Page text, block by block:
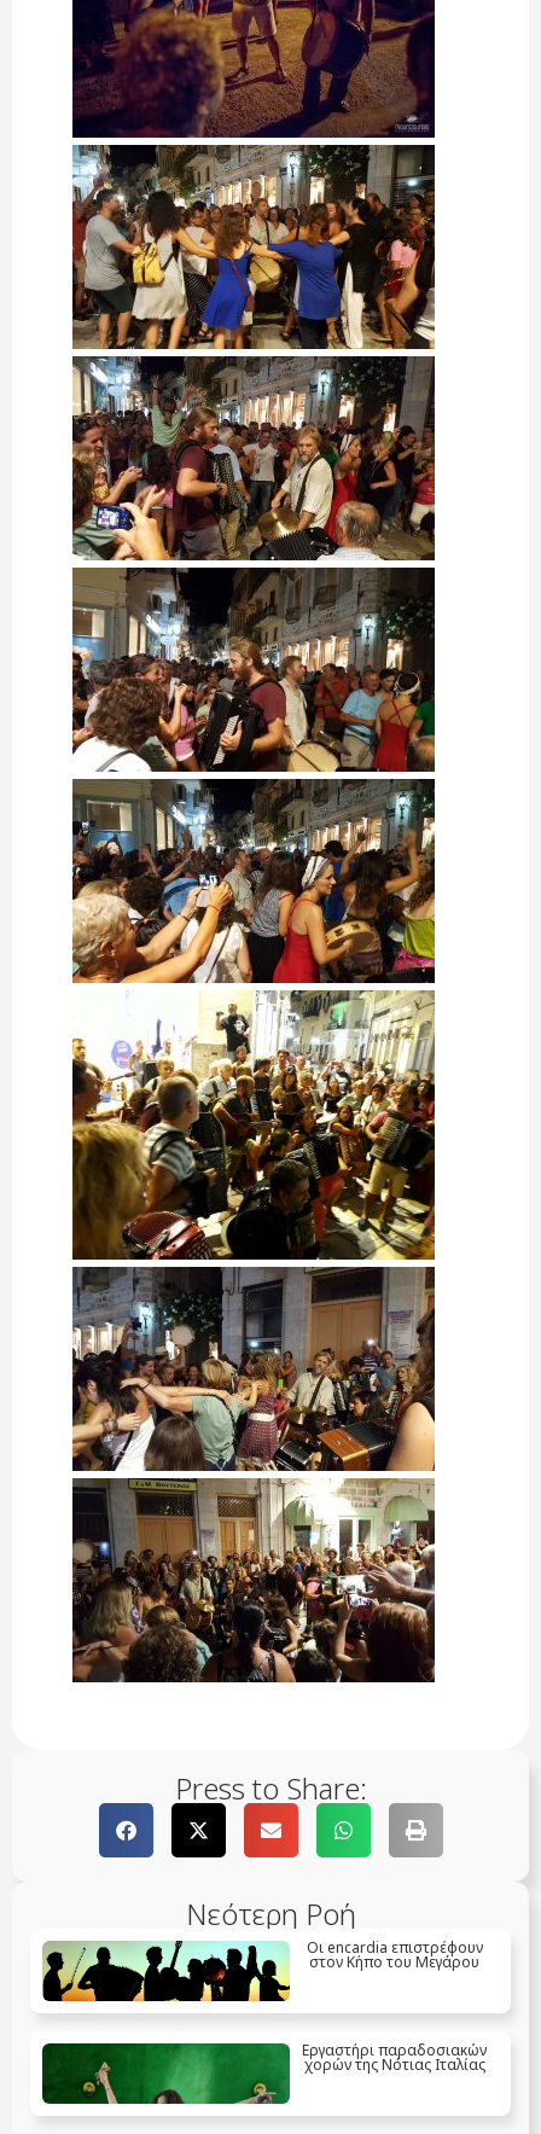
Press to Share:
Νεότερη Ροή
Οι encardia επιστρέφουν
στον Κήπο του Μεγάρου
Eργαστήρι παραδοσιακών
χορών της Νότιας Ιταλίας